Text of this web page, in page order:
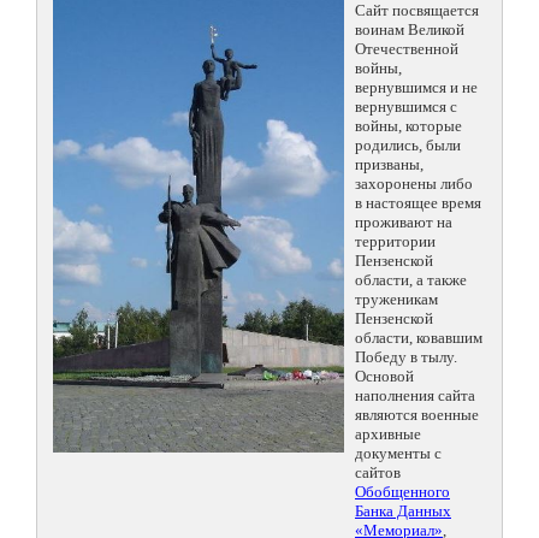
Сайт посвящается
воинам Великой
Отечественной
войны,
вернувшимся и не
вернувшимся с
войны, которые
родились, были
призваны,
захоронены либо
в настоящее время
проживают на
территории
Пензенской
области, а также
труженикам
Пензенской
области, ковавшим
Победу в тылу.
Основой
наполнения сайта
являются военные
архивные
документы с
сайтов
Обобщенного
Банка Данных
«Мемориал»,